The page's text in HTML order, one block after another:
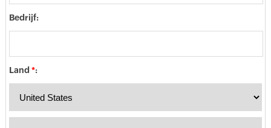
Bedrijf:
Land *: